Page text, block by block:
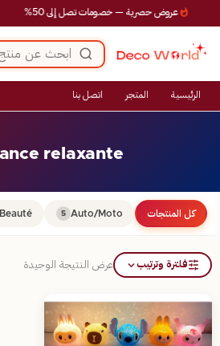
عروض حصرية — خصومات تصل إلى 50%
الرئيسية المتجر اتصل بنا
relaxante
كل المنتجات Auto/Moto
5
Beauté
فلترة وترتيب عرض النتيجة الوحيدة